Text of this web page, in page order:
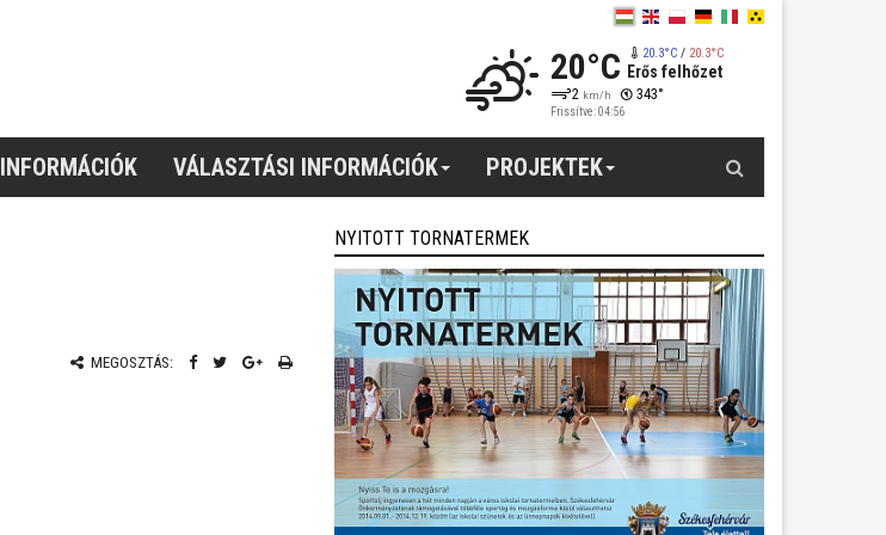
20°C 20.3°C/ 20.3°C
Erős felhőzet
2 km/h 343°
Frissítve: 04:56
INFORMÁCIÓK VÁLASZTÁSI INFORMÁCIÓK PROJEKTEK
MEGOSZTÁS:
NYITOTT TORNATERMEK